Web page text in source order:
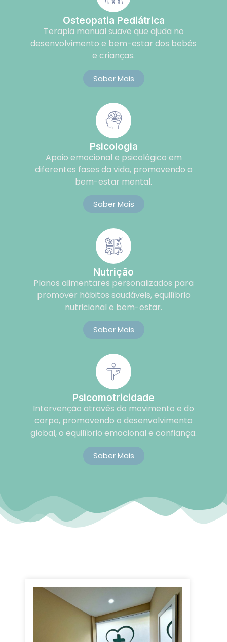
Osteopatia Pediátrica
Terapia manual suave que ajuda no
desenvolvimento e bem-estar dos bebés
e crianças.
Saber Mais
Psicologia
Apoio emocional e psicológico em
diferentes fases da vida, promovendo o
bem-estar mental.
Saber Mais
Nutrição
Planos alimentares personalizados para
promover hábitos saudáveis, equilíbrio
nutricional e bem-estar.
Saber Mais
Psicomotricidade
Intervenção através do movimento e do
corpo, promovendo o desenvolvimento
global, o equilíbrio emocional e confiança.
Saber Mais